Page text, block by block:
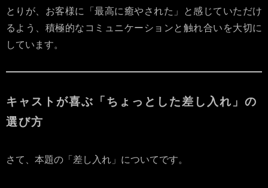
とりが、お客様に「最高に癒やされた」と感じていただけ
るよう、積極的なコミュニケーションと触れ合いを大切に
しています。
キャストが喜ぶ「ちょっとした差し入れ」の
選び方
さて、本題の「差し入れ」についてです。